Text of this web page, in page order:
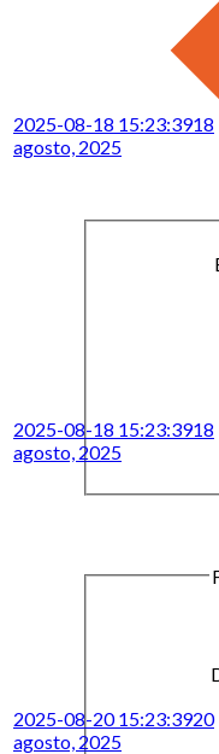
2025-08-18 15:23:3918
agosto, 2025
2025-08-18 15:23:3918
agosto, 2025
2025-08-20 15:23:3920
agosto, 2025